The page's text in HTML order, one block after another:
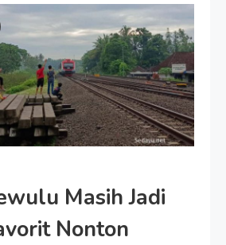
Masih Jadi
Nonton